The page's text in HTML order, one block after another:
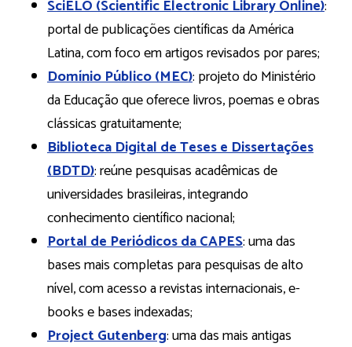
SciELO (Scientific Electronic Library Online):
portal de publicações científicas da América
Latina, com foco em artigos revisados por pares;
Domínio Público (MEC): projeto do Ministério
da Educação que oferece livros, poemas e obras
clássicas gratuitamente;
Biblioteca Digital de Teses e Dissertações
(BDTD): reúne pesquisas acadêmicas de
universidades brasileiras, integrando
conhecimento científico nacional;
Portal de Periódicos da CAPES: uma das
bases mais completas para pesquisas de alto
nível, com acesso a revistas internacionais, e-
books e bases indexadas;
Project Gutenberg: uma das mais antigas